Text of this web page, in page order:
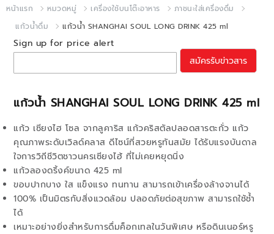
หน้าแรก หมวดหมู่ เครื่องใช้บนโต๊ะอาหาร
ภาชนะใส่เครื่องดื่ม
แก้วน้ำดื่ม
แก้วน้ำ SHANGHAI SOUL LONG DRINK 425 ml
แก้วน้ำ SHANGHAI SOUL LONG DRINK 425 ml
แก้ว เซียงไฮ โซล จากลูคาริส แก้วคริสตัลปลอดสารตะกั่ว แก้ว
คุณภาพระดับเวิลด์คลาส ดีไซน์ที่สวยหรูทันสมัย ได้รับแรงบันดาล
ใจการวิถีชีวิตชาวนครเซียงไฮ้ ที่ไม่เคยหยุดนิ่ง
แก้วลองดริ้งค์ขนาด 425 ml
ขอบปากบาง ใส แข็งแรง ทนทาน สามารถเข้าเครื่องล้างจานได้
100% เป็นมิตรกับสิ่งแวดล้อม ปลอดภัยต่อสุขภาพ สามารถใช้ช้ำ
ได้
เหมาะอย่างยิ่งสำหรับการดื่มค็อกเทลในวันพิเศษ หรือดินเนอร์หรู
Sign up for price alert
สมัครรับข่าวสาร